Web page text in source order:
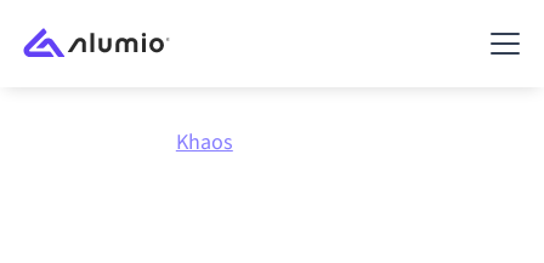
Khaos